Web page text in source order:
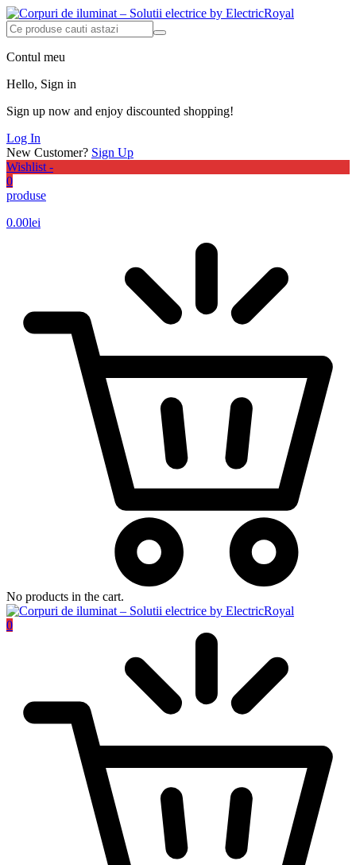
Contul meu
Hello, Sign in
Sign up now and enjoy discounted shopping!
Log In
New Customer? Sign Up
Wishlist -
0
produse
0.00lei
No products in the cart.
0